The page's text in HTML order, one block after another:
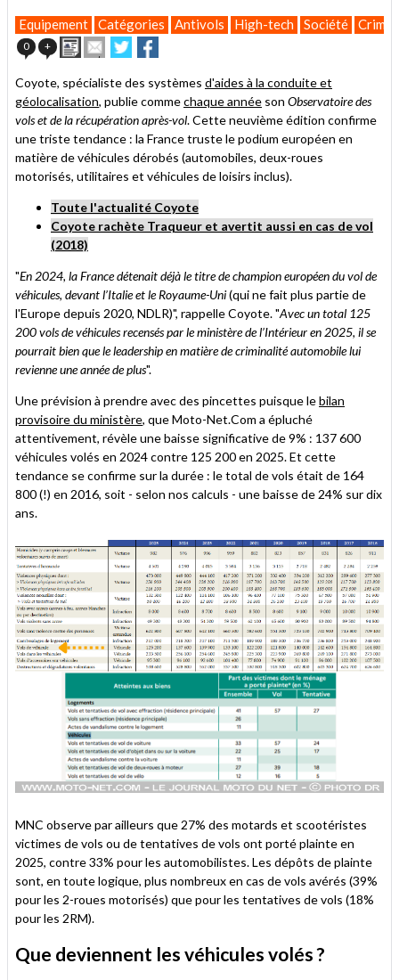
Equipement Catégories Antivols High-tech Société
0 + ImprimerEnvoyer
cet
à
un
ami
Partager
sur
sur
Coyote, spécialiste des systèmes d'aides à la conduite et
géolocalisation, publie commechaque année son Observatoire des
vols et de la récupération après-vol. Cette neuvième édition confirme
une triste tendance : la France truste le podium européen en
matière de véhicules dérobés (automobiles, deux-roues
motorisés, utilitaires et véhicules de loisirs inclus).
Toute l'actualité Coyote
Coyote rachète Traqueur et avertit aussi en cas de vol
(2018)
"En 2024, la France détenait déjà le titre de champion européen du vol de
véhicules, devant l’Italie et le Royaume-Uni(qui ne fait plus partie de
l'Europe depuis 2020, NDLR)", rappelle Coyote. "Avec un total 125
200 vols de véhicules recensés par le ministère de l’Intérieur en 2025, il se
pourrait bien que le leadership en matière de criminalité automobile lui
revienne une année de plus".
Une prévision à prendre avec des pincettes puisque lebilan
provisoire du ministère, que Moto-Net.Com a épluché
attentivement, révèle une baisse significative de 9% : 137 600
véhicules volés en 2024 contre 125 200 en 2025. Et cette
tendance se confirme sur la durée : le total de vols était de 164
800 (!) en 2016, soit - selon nos calculs - une baisse de 24% sur dix
ans.
MNC observe par ailleurs que 27% des motards et scootéristes
victimes de vols ou de tentatives de vols ont porté plainte en
2025, contre 33% pour les automobilistes. Les dépôts de plainte
sont, en toute logique, plus nombreux en cas de vols avérés (39%
pour les 2-roues motorisés) que pour les tentatives de vols (18%
pour les 2RM).
Que deviennent les véhicules volés ?